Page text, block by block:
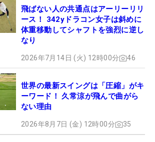
飛ばない人の共通点はアーリーリリ
ース！ 342yドラコン女子は斜めに
体重移動してシャフトを強烈に逆し
なり
2026年7月14日 (火) 12時00分 46
世界の最新スイングは「圧縮」がキ
ーワード！ 久常涼が飛んで曲がら
ない理由
2026年8月7日 (金) 12時00分 35